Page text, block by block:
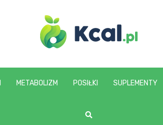
www.kcal.pl
METABOLIZM POSIŁKI SUPLEMENTY